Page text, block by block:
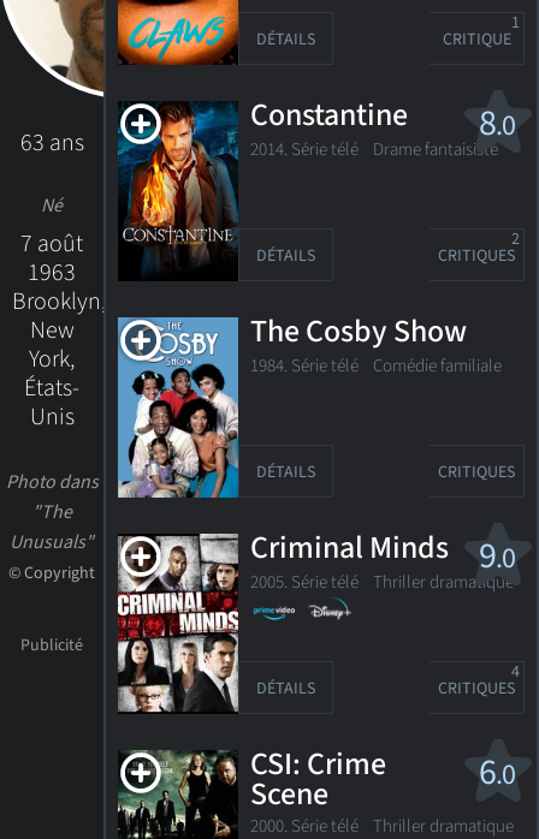
63 ans
Né
7 août
1963
Brooklyn,
New
York,
États-
Unis
Photo dans
"The
Unusuals"
© Copyright
DÉTAILS CRITIQUE
1
8.0
Constantine
2014. Série télé Drame fantaisiste
DÉTAILS CRITIQUES
2
The Cosby Show
1984. Série télé Comédie familiale
DÉTAILS CRITIQUES
9.0
Criminal Minds
2005. Série télé Thriller dramatique
DÉTAILS CRITIQUES
4
6.0
CSI: Crime
Scene
Investigation
2000. Série télé Thriller dramatique